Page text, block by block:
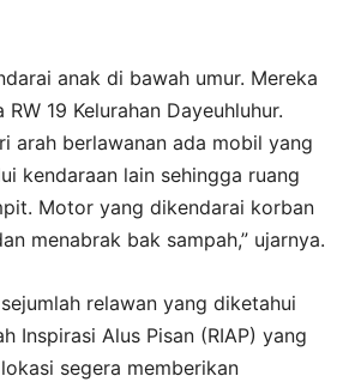
anak di bawah umur. Mereka
19 Kelurahan Dayeuhluhur.
arah berlawanan ada mobil yang
kendaraan lain sehingga ruang
Motor yang dikendarai korban
menabrak bak sampah,” ujarnya.
relawan yang diketahui
Inspirasi Alus Pisan (RIAP) yang
segera memberikan